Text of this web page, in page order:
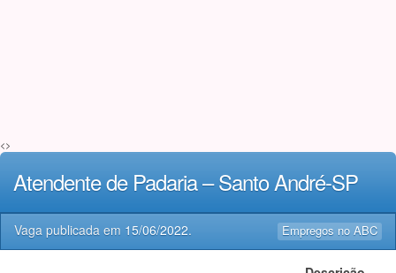
<>
Atendente de Padaria – Santo André-SP
Empregos no ABC
Vaga publicada em 15/06/2022.